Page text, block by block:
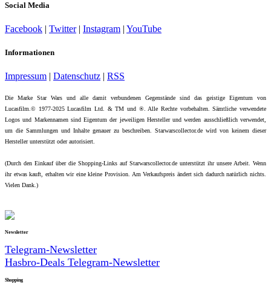
Social Media
Facebook | Twitter| Instagram | YouTube
Informationen
Impressum | Datenschutz | RSS
Die Marke Star Wars und alle damit verbundenen Gegenstände sind das geistige Eigentum von
Lucasfilm.© 1977-2025 Lucasfilm Ltd. & TM und ®. Alle Rechte vorbehalten. Sämtliche verwendete
Logos und Markennamen sind Eigentum der jeweiligen Hersteller und werden ausschließlich verwendet,
um die Sammlungen und Inhalte genauer zu beschreiben. Starwarscollector.de wird von keinem dieser
Hersteller unterstützt oder autorisiert.
(Durch den Einkauf über die Shopping-Links auf Starwarscollector.de unterstützt ihr unsere Arbeit. Wenn
ihr etwas kauft, erhalten wir eine kleine Provision. Am Verkaufspreis ändert sich dadurch natürlich nichts.
Vielen Dank.)
Newsletter
Telegram-Newsletter
Hasbro-Deals Telegram-Newsletter
Shopping